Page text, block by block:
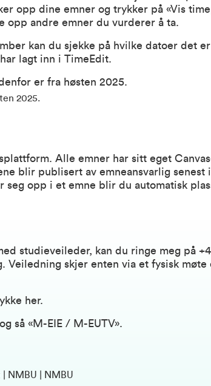
opp dine emner og trykker på «Vis
opp andre emner du vurderer å ta.
kan du sjekke på hvilke datoer det
lagt inn i TimeEdit.
er fra høsten 2025.
Alle emner har sitt eget
blir publisert av emneansvarlig senest
seg opp i et emne blir du automatisk
studieveileder, kan du ringe meg på
Veiledning skjer enten via et fysisk møte
her.
så «M-EIE / M-EUTV».
NMBU | NMBU